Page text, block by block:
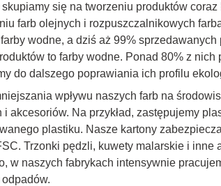
się na tworzeniu produktów
farb olejnych i rozpuszczalnikowych
wodne, a dziś aż 99%
to farby wodne. Ponad 80% z
do dalszego poprawiania ich profilu
wpływu naszych farb na
i akcesoriów. Na przykład, zastępujemy
plastiku. Nasze kartony
Trzonki pędzli, kuwety malarskie i
w naszych fabrykach intensywnie